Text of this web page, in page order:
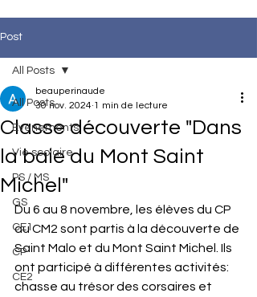
Post
All Posts
Evènements
Vie scolaire
PS / MS
GS
CE1
CP
CE2
All Posts
Classe découverte "Dans
la baie du Mont Saint
Michel"
beauperinaude
30 nov. 2024 1 min de lecture
Du 6 au 8 novembre, les élèves du CP
au CM2 sont partis à la découverte de
Saint Malo et du Mont Saint Michel. Ils
ont participé à différentes activités:
chasse au trésor des corsaires et